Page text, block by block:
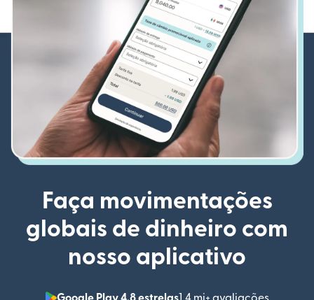
Faça movimentações
globais de dinheiro com
nosso aplicativo
Google Play 4,8 estrelas1,4 mi+ avaliações